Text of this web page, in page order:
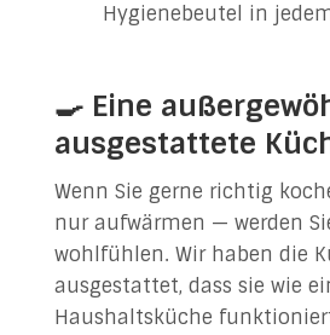
Hygienebeutel in
🍳 Eine
ausgestattete
Wenn Sie gerne richtig
nur aufwärmen — werden
wohlfühlen. Wir haben die
ausgestattet, dass sie wie
Haushaltsküche